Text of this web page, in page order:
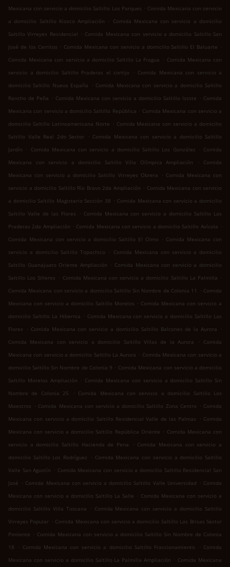
Mexicana con servicio a domicilio Saltillo Los Parques . Comida Mexicana con servicio
a domicilio Saltillo Kiosco Ampliación
. Comida Mexicana con servicio a domicilio
Saltillo Virreyes Residencial . Comida Mexicana con servicio a domicilio Saltillo San
José de los Cerritos . Comida Mexicana con servicio a domicilio Saltillo El Baluarte .
Comida Mexicana con servicio a domicilio Saltillo La Fragua
. Comida Mexicana con
servicio a domicilio Saltillo Praderas el cortijo
. Comida Mexicana con servicio a
domicilio Saltillo Nueva España
. Comida Mexicana con servicio a domicilio Saltillo
Rancho de Peña . Comida Mexicana con servicio a domicilio Saltillo Issste . Comida
Mexicana con servicio a domicilio Saltillo República . Comida Mexicana con servicio a
domicilio Saltillo Latinoamericana Norte . Comida Mexicana con servicio a domicilio
Saltillo Valle Real 2do Sector
. Comida Mexicana con servicio a domicilio Saltillo
Jardín
. Comida Mexicana con servicio a domicilio Saltillo Los González . Comida
Mexicana con servicio a domicilio Saltillo Villa Olímpica Ampliación
.
Comida
Mexicana con servicio a domicilio Saltillo Virreyes Obrera
. Comida Mexicana con
servicio a domicilio Saltillo Río Bravo 2da Ampliación . Comida Mexicana con servicio
a domicilio Saltillo Magisterio Sección 38 . Comida Mexicana con servicio a domicilio
Saltillo Valle de las Flores
. Comida Mexicana con servicio a domicilio Saltillo Las
Praderas 2da Ampliación . Comida Mexicana con servicio a domicilio Saltillo Avícola .
Comida Mexicana con servicio a domicilio Saltillo El Olmo
. Comida Mexicana con
servicio a domicilio Saltillo Topochico
. Comida Mexicana con servicio a domicilio
Saltillo Guanajuato Oriente Ampliación . Comida Mexicana con servicio a domicilio
Saltillo Los Silleres . Comida Mexicana con servicio a domicilio Saltillo La Palmilla .
Comida Mexicana con servicio a domicilio Saltillo Sin Nombre de Colonia 11
. Comida
Mexicana con servicio a domicilio Saltillo Morelos . Comida Mexicana con servicio a
domicilio Saltillo La Hibernia . Comida Mexicana con servicio a domicilio Saltillo Las
Flores
. Comida Mexicana con servicio a domicilio Saltillo Balcones de la Aurora
.
Comida Mexicana con servicio a domicilio Saltillo Villas de la Aurora
. Comida
Mexicana con servicio a domicilio Saltillo La Aurora . Comida Mexicana con servicio a
domicilio Saltillo Sin Nombre de Colonia 9 . Comida Mexicana con servicio a domicilio
Saltillo Morelos Ampliación . Comida Mexicana con servicio a domicilio Saltillo Sin
Nombre de Colonia 25
. Comida Mexicana con servicio a domicilio Saltillo Los
Maestros . Comida Mexicana con servicio a domicilio Saltillo Zona Centro . Comida
Mexicana con servicio a domicilio Saltillo Residencial Valle de las Palmas
. Comida
Mexicana con servicio a domicilio Saltillo República Oriente . Comida Mexicana con
servicio a domicilio Saltillo Hacienda de Pena
. Comida Mexicana con servicio a
domicilio Saltillo Los Rodríguez
. Comida Mexicana con servicio a domicilio Saltillo
Valle San Agustín . Comida Mexicana con servicio a domicilio Saltillo Residencial San
José . Comida Mexicana con servicio a domicilio Saltillo Valle Universidad . Comida
Mexicana con servicio a domicilio Saltillo La Salle . Comida Mexicana con servicio a
domicilio Saltillo Villa Toscana
. Comida Mexicana con servicio a domicilio Saltillo
Virreyes Popular . Comida Mexicana con servicio a domicilio Saltillo Las Brisas Sector
Poniente . Comida Mexicana con servicio a domicilio Saltillo Sin Nombre de Colonia
18
. Comida Mexicana con servicio a domicilio Saltillo Fraccionamiento . Comida
Mexicana con servicio a domicilio Saltillo La Palmilla Ampliación . Comida Mexicana